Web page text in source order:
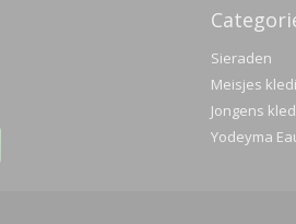
Sieraden
Meisjes
Jongens
Yodeyma